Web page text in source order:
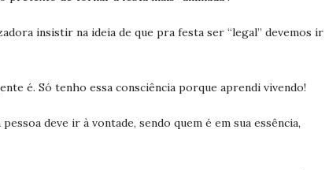
insistir na ideia de que pra festa ser “legal” devemos ir
é. Só tenho essa consciência porque aprendi vivendo!
deve ir à vontade, sendo quem é em sua essência,